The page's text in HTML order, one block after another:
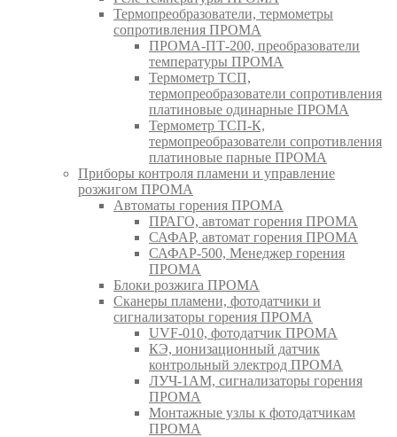
Термопреобразователи, термометры
сопротивления ПРОМА
ПРОМА-ПТ-200, преобразователи
температуры ПРОМА
Термометр ТСП,
термопреобразователи сопротивления
платиновые одинарные ПРОМА
Термометр ТСП-К,
термопреобразователи сопротивления
платиновые парные ПРОМА
Приборы контроля пламени и управление
розжигом ПРОМА
Автоматы горения ПРОМА
ПРАГО, автомат горения ПРОМА
САФАР, автомат горения ПРОМА
САФАР-500, Менеджер горения
ПРОМА
Блоки розжига ПРОМА
Сканеры пламени, фотодатчики и
сигнализаторы горения ПРОМА
UVF-010, фотодатчик ПРОМА
КЭ, ионизационный датчик
контрольный электрод ПРОМА
ЛУЧ-1АМ, сигнализаторы горения
ПРОМА
Монтажные узлы к фотодатчикам
ПРОМА